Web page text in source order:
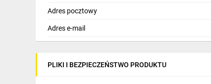
Adres pocztowy
Adres e-mail
PLIKI I BEZPIECZEŃSTWO PRODUKTU